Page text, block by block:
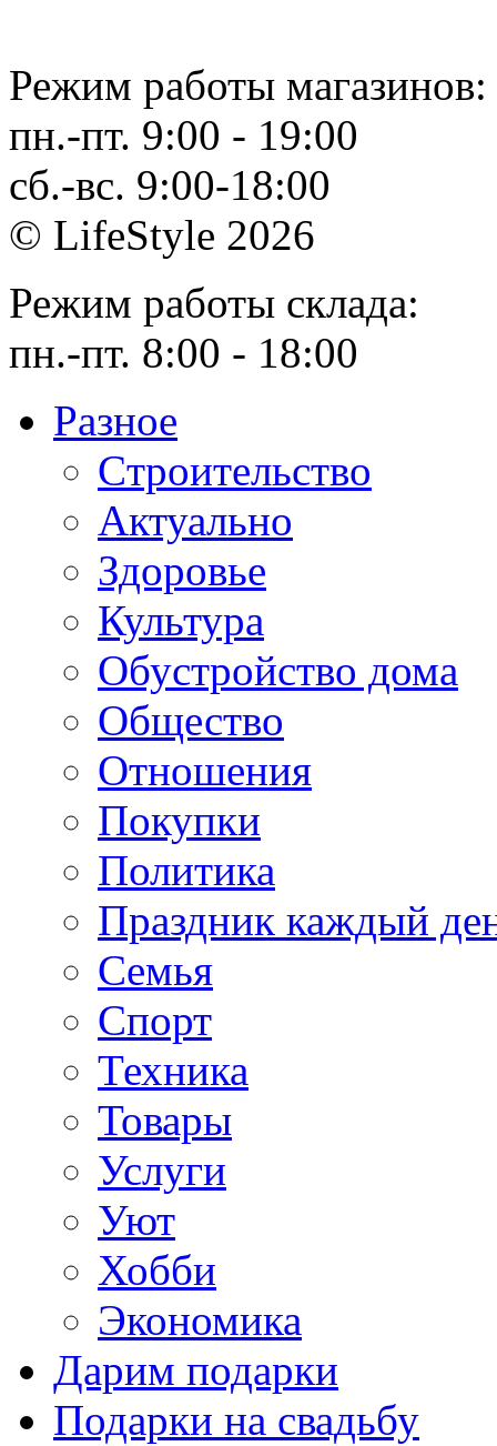
Режим работы магазинов:
пн.-пт. 9:00 - 19:00
сб.-вс. 9:00-18:00
© LifeStyle 2026
Режим работы склада:
пн.-пт. 8:00 - 18:00
Разное
Cтроительство
Актуально
Здоровье
Культура
Обустройство дома
Общество
Отношения
Покупки
Политика
Праздник каждый
Семья
Спорт
Техника
Товары
Услуги
Уют
Хобби
Экономика
Дарим подарки
Подарки на свадьбу